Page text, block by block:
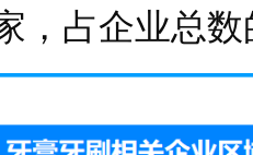
，占企业总